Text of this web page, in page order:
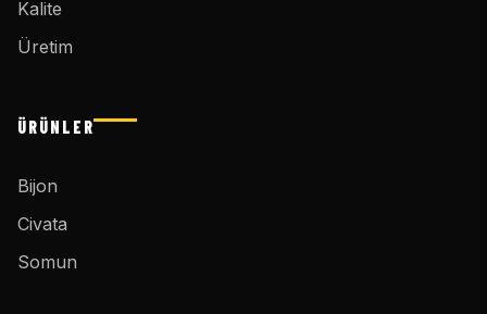
Kalite
Üretim
ÜRÜNLER
Bijon
Civata
Somun